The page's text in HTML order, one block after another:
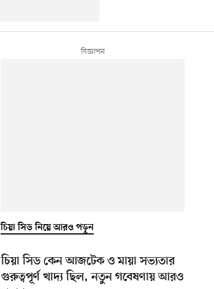
চিয়া সিড নিয়ে আরও পড়ুন
চিয়া সিড কেন আজটেক ও মায়া সভ্যতার
গুরুত্বপূর্ণ খাদ্য ছিল, নতুন গবেষণায় আরও